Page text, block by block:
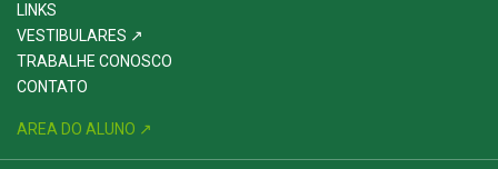
LINKS
VESTIBULARES ↗
TRABALHE CONOSCO
CONTATO
AREA DO ALUNO ↗